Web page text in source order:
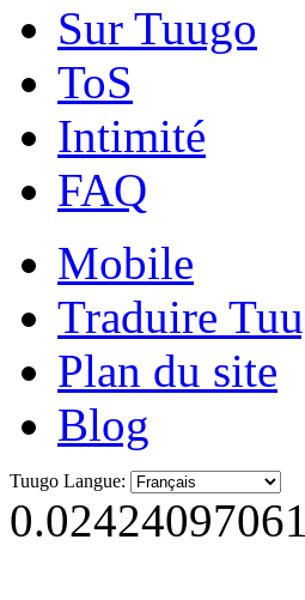
Sur Tuugo
ToS
Intimité
FAQ
Mobile
Traduire
Plan du site
Blog
Tuugo Langue: